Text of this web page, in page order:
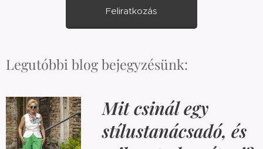
Feliratkozás
Legutóbbi blog bejegyzésünk:
Mit csinál egy
stílustanácsadó, és